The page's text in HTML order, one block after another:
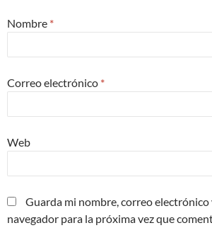
Nombre *
Correo electrónico *
Web
Guarda mi nombre, correo electrónico
navegador para la próxima vez que